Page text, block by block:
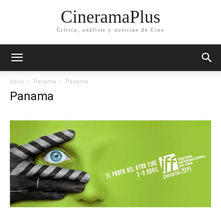
CineramaPlus
Crítica, análisis y noticias de Cine
Inicio Panama Panama
Panama